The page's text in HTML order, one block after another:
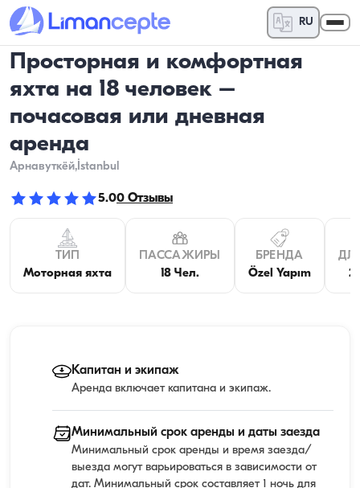
RU
Просторная и комфортная
яхта на 18 человек –
почасовая или дневная
аренда
Арнавуткёй,İstanbul
5.00 Отзывы
ТИП
Моторная яхта
ПАССАЖИРЫ
18 Чел.
БРЕНДА
Özel Yapım
Капитан и экипаж
Аренда включает капитана и экипаж.
Минимальный срок аренды и даты заезда
Минимальный срок аренды и время заезда/
выезда могут варьироваться в зависимости от
дат. Минимальный срок составляет 1 ночь для